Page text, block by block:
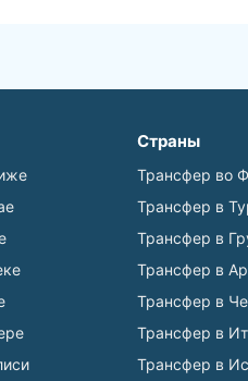
Страны
Трансфер во
Трансфер в
Трансфер в
Трансфер в
Трансфер в
Трансфер в
Трансфер в